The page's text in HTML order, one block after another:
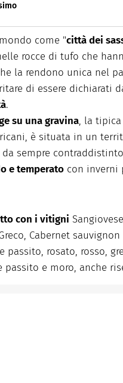
di cucina di
passo.
come "città dei
rocce di tufo che
la rendono unica nel
di essere dichiarati
.
su una gravina, la
è situata in un
sempre
e temperato con inverni
con i vitigni
Cabernet
passito, rosato, rosso,
passito e moro, anche